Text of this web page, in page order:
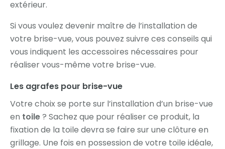
extérieur.
Si vous voulez devenir maître de l’installation de
votre brise-vue, vous pouvez suivre ces conseils qui
vous indiquent les accessoires nécessaires pour
réaliser vous-même votre brise-vue.
Les agrafes pour brise-vue
Votre choix se porte sur l’installation d’un brise-vue
en toile? Sachez que pour réaliser ce produit, la
fixation de la toile devra se faire sur une clôture en
grillage. Une fois en possession de votre toile idéale,